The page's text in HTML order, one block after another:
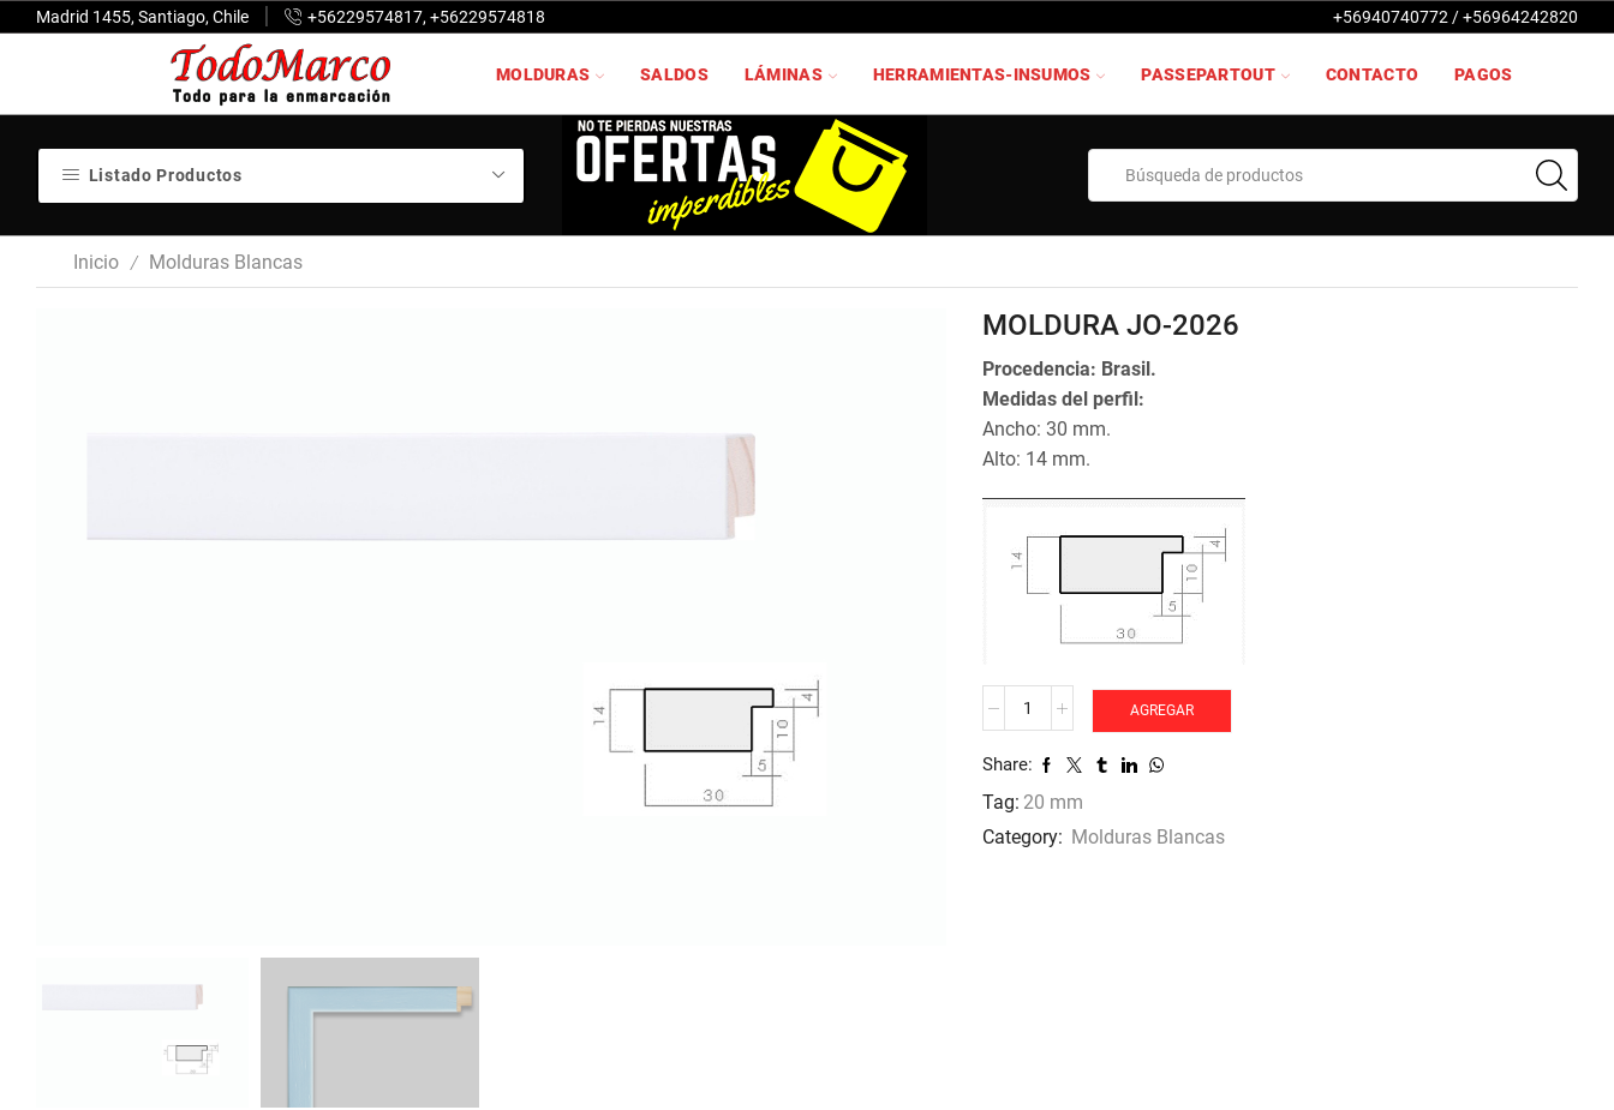
Madrid 1455, Santiago, Chile +56229574817, +56229574818 +56940740772 / +56964242820
MOLDURAS SALDOS LÁMINAS HERRAMIENTAS-INSUMOS PASSEPARTOUT CONTACTO PAGOS
Listado Productos
Inicio / Molduras Blancas
MOLDURA JO-2026
Procedencia: Brasil.
Medidas del perfil:
Ancho: 30 mm.
Alto: 14 mm.
MOLDURA
cantidad
AGREGAR
Share:
Tag: 20 mm
Category: Molduras Blancas